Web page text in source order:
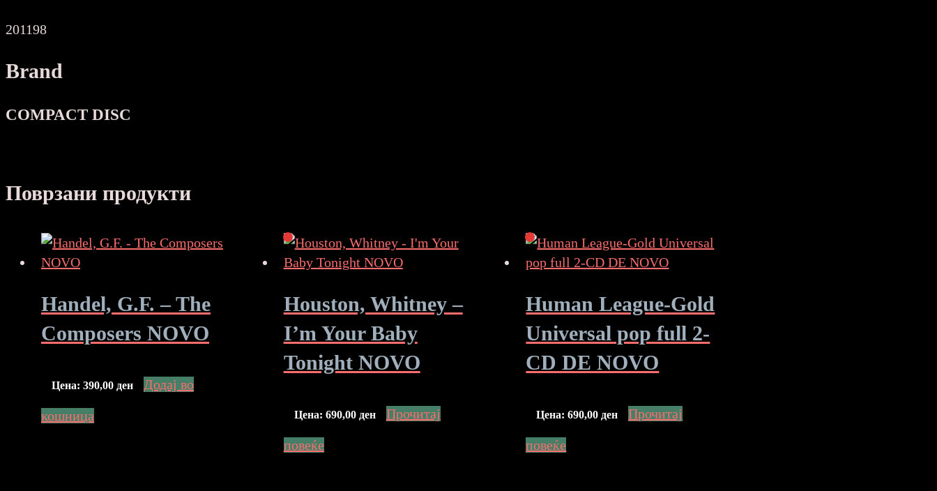
201198
Brand
COMPACT DISC
Поврзани продукти
Handel, G.F. – The
Composers NOVO
Цена: 390,00 ден Додај во
кошница
Houston, Whitney –
I’m Your Baby
Tonight NOVO
Цена: 690,00 ден Прочитај
повеќе
Human League-Gold
Universal pop full 2-
CD DE NOVO
Цена:690,00 ден Прочитај
повеќе